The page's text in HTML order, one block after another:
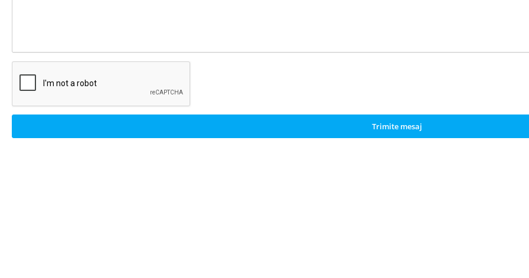
Trimite mesaj